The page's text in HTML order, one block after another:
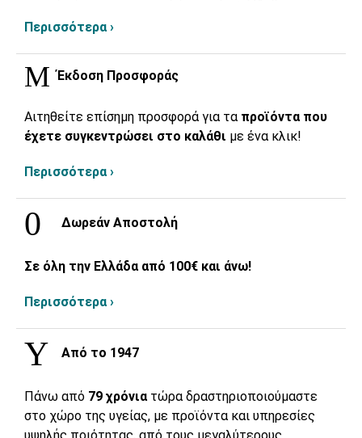
Περισσότερα ›
Έκδοση Προσφοράς
Αιτηθείτε επίσημη προσφορά για τα προϊόντα που
έχετε συγκεντρώσει στο καλάθι με ένα κλικ!
Περισσότερα ›
Δωρεάν Αποστολή
Σε όλη την Ελλάδα από 100€ και άνω!
Περισσότερα ›
Από το 1947
Πάνω από 79 χρόνια τώρα δραστηριοποιούμαστε
στο χώρο της υγείας, με προϊόντα και υπηρεσίες